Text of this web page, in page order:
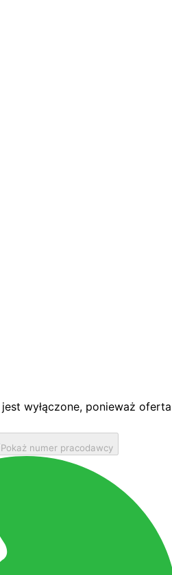
wyłączone, ponieważ oferta
Pokaż numer pracodawcy